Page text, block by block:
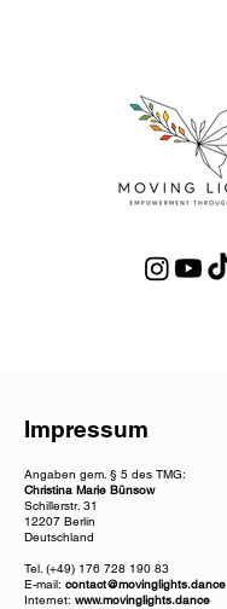
Impressum
Angaben gem. § 5 des TMG:
Christina Marie Bünsow
Schillerstr. 31
12207 Berlin
Deutschland
Tel. (+49) 176 728 190 83
E-mail: contact@movinglights.dance
Internet: www.movinglights.dance